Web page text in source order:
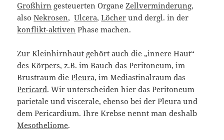
Großhirn gesteuerten OrganeZellverminderung,
alsoNekrosen,Ulcera,Löcher und dergl. in der
konflikt-aktiven Phase machen.
Zur Kleinhirnhaut gehört auch die „innere Haut“
des Körpers, z.B. im Bauch dasPeritoneum, im
Brustraum diePleura, im Mediastinalraum das
Pericard. Wir unterscheiden hier das Peritoneum
parietale und viscerale, ebenso bei der Pleura und
dem Pericardium. Ihre Krebse nennt man deshalb
Mesotheliome.